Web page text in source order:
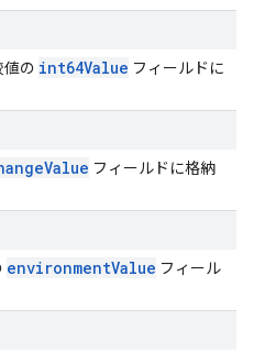
値の int64Value フィールドに
Value フィールドに格納
environmentValue フィール